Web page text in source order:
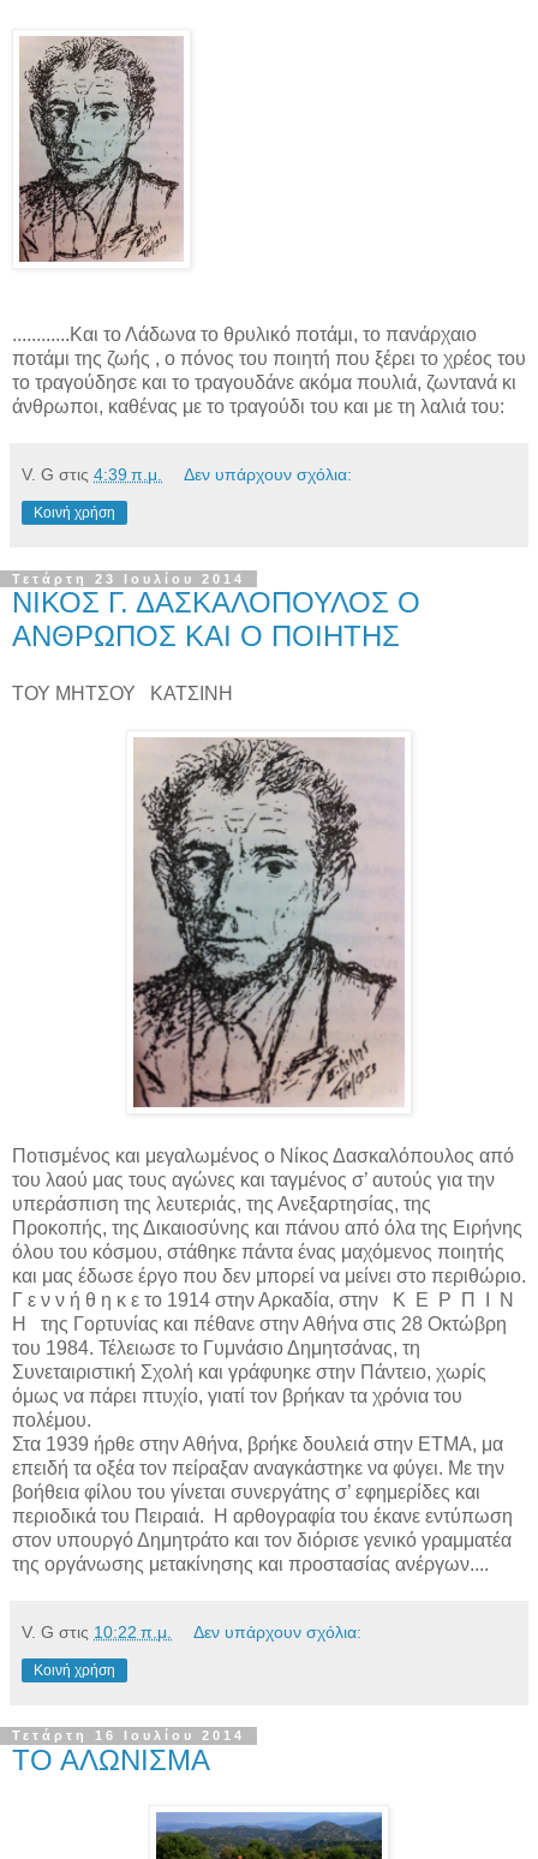
............Και το Λάδωνα το θρυλικό ποτάμι, το πανάρχαιο
ποτάμι της ζωής , ο πόνος του ποιητή που ξέρει το χρέος του
το τραγούδησε και το τραγουδάνε ακόμα πουλιά, ζωντανά κι
άνθρωποι, καθένας με το τραγούδι του και με τη λαλιά του:
V. G στις 4:39 π.μ. Δεν υπάρχουν σχόλια:
Κοινή χρήση
Τετάρτη 23 Ιουλίου 2014
ΝΙΚΟΣ Γ. ΔΑΣΚΑΛΟΠΟΥΛΟΣ Ο
ΑΝΘΡΩΠΟΣ ΚΑΙ Ο ΠΟΙΗΤΗΣ
ΤΟΥ ΜΗΤΣΟΥ ΚΑΤΣΙΝΗ
Ποτισμένος και μεγαλωμένος ο Νίκος Δασκαλόπουλος από
του λαού μας τους αγώνες και ταγμένος σ’ αυτούς για την
υπεράσπιση της λευτεριάς, της Ανεξαρτησίας, της
Προκοπής, της Δικαιοσύνης και πάνου από όλα της Ειρήνης
όλου του κόσμου, στάθηκε πάντα ένας μαχόμενος ποιητής
και μας έδωσε έργο που δεν μπορεί να μείνει στο περιθώριο.
Γ ε ν ν ή θ η κ ε το 1914 στην Αρκαδία, στην
Κ Ε Ρ Π
Ν
Η
της Γορτυνίας και πέθανε στην Αθήνα στις 28 Οκτώβρη
του 1984. Τέλειωσε το Γυμνάσιο Δημητσάνας, τη
Συνεταιριστική Σχολή και γράφυηκε στην Πάντειο, χωρίς
όμως να πάρει πτυχίο, γιατί τον βρήκαν τα χρόνια του
πολέμου.
Στα 1939 ήρθε στην Αθήνα, βρήκε δουλειά στην ΕΤΜΑ, μα
επειδή τα οξέα τον πείραξαν αναγκάστηκε να φύγει. Με την
βοήθεια φίλου του γίνεται συνεργάτης σ’ εφημερίδες και
περιοδικά του Πειραιά.
Η αρθογραφία του έκανε εντύπωση
στον υπουργό Δημητράτο και τον διόρισε γενικό γραμματέα
της οργάνωσης μετακίνησης και προστασίας ανέργων....
V. G στις 10:22 π.μ. Δεν υπάρχουν σχόλια:
Κοινή χρήση
Τετάρτη 16 Ιουλίου 2014
ΤΟ ΑΛΩΝΙΣΜΑ